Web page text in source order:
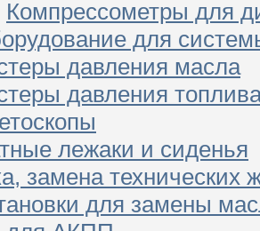
Компрессометры для
для
давления масла
давления
лежаки и сиденья
замена технических
для замены